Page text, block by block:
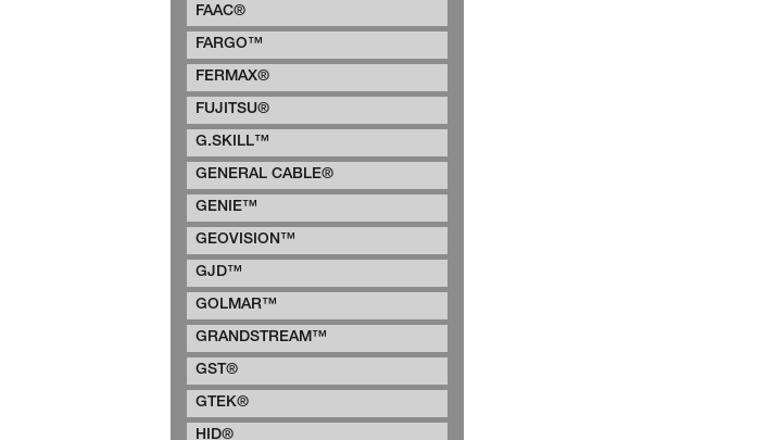
FAAC®
FARGO™
FERMAX®
FUJITSU®
G.SKILL™
GENERAL CABLE®
GENIE™
GEOVISION™
GJD™
GOLMAR™
GRANDSTREAM™
GST®
GTEK®
HID®